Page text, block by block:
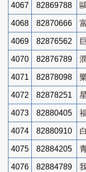
4067 82869788
4068 82870666
4069 82876562
4070 82876789
4071 82878098
4072 82878251
4073 82880405
4074 82880910
4075 82884205
4076 82884789